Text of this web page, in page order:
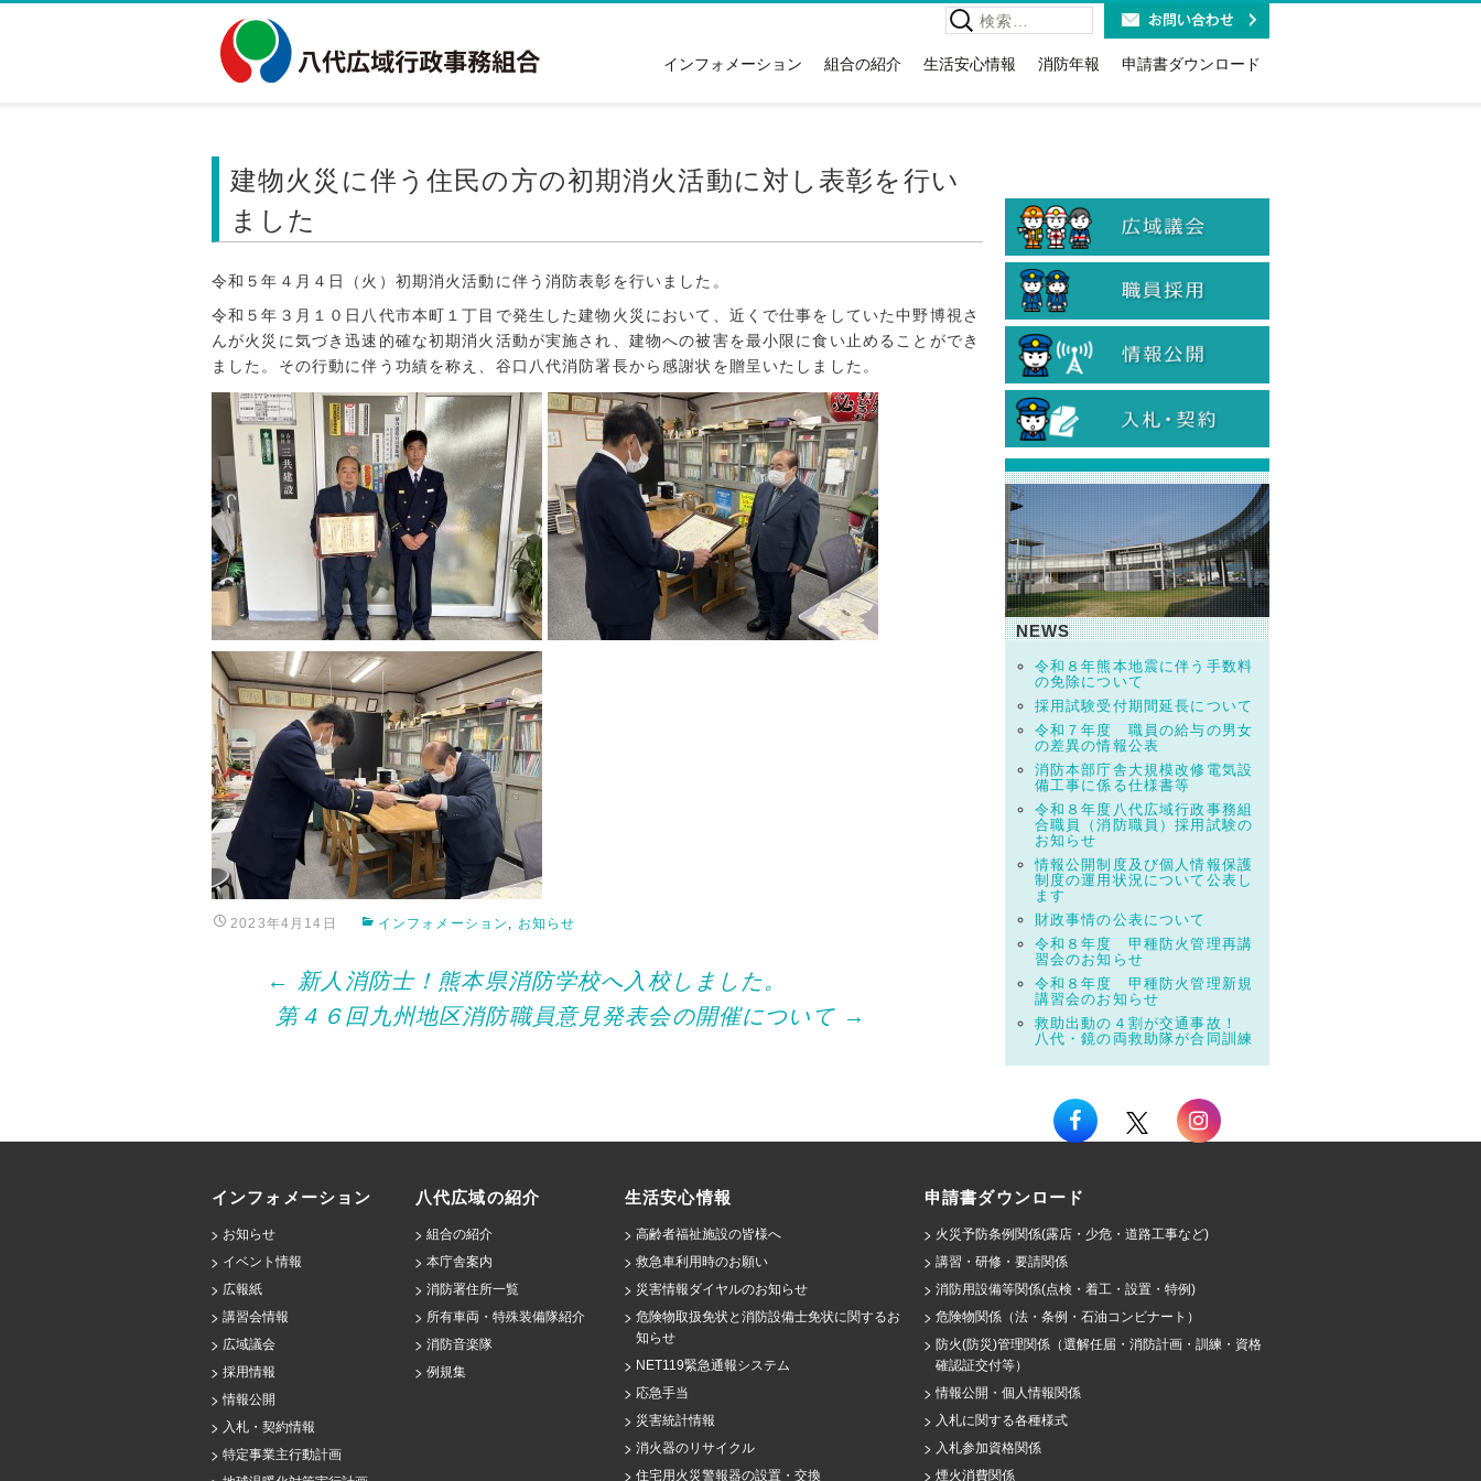
インフォメーション
講習会情報
情報公開
入札・契約情報
特定事業主行動計画
地球温暖化対策実行計画
組合の紹介
所有車両・特殊装備隊紹介
生活安心情報
危険物取扱免状と消防設備士免状に
関するお知らせ
NET119緊急通報システム
消火器のリサイクル
住宅用火災警報器の設置・交換
ホテル・旅館等に対する表示制度
ガソリン等の適切な取扱について
違反対象物の公表制度
訪日外国人のための救急車利用ガイ
消防年報 申請書ダウンロード
危険物関係（法・条例・石油コンビ
計画・訓練・資格確認証交付等）
情報公開・個人情報関係
入札に関する各種様式
入札参加資格関係
煙火消費関係
患者等搬送事業者関係
検
索:
建物火災に伴う住民の方の初期消火活動に対し表彰を行い
ました
令和５年４月４日（火）初期消火活動に伴う消防表彰を行いました。
令和５年３月１０日八代市本町１丁目で発生した建物火災において、近くで仕事をしていた中野博視さ
んが火災に気づき迅速的確な初期消火活動が実施され、建物への被害を最小限に食い止めることができ
ました。その行動に伴う功績を称え、谷口八代消防署長から感謝状を贈呈いたしました。
2023年4月14日 インフォメーション お知らせ
←
新人消防士！熊本県消防学校へ入校しました。
第４６回九州地区消防職員意見発表会の開催について →
NEWS
令和８年熊本地震に伴う手数料
の免除について
採用試験受付期間延長について
令和７年度 職員の給与の男女
の差異の情報公表
消防本部庁舎大規模改修電気設
備工事に係る仕様書等
令和８年度八代広域行政事務組
合職員（消防職員）採用試験の
お知らせ
情報公開制度及び個人情報保護
制度の運用状況について公表し
ます
財政事情の公表について
令和８年度 甲種防火管理再講
習会のお知らせ
令和８年度 甲種防火管理新規
講習会のお知らせ
救助出動の４割が交通事故！
八代・鏡の両救助隊が合同訓練
インフォメーション
お知らせ
イベント情報
広報紙
講習会情報
広域議会
採用情報
情報公開
入札・契約情報
特定事業主行動計画
八代広域の紹介
組合の紹介
本庁舎案内
消防署住所一覧
所有車両・特殊装備隊紹介
消防音楽隊
例規集
生活安心情報
高齢者福祉施設の皆様へ
救急車利用時のお願い
災害情報ダイヤルのお知らせ
危険物取扱免状と消防設備士免状に関するお
知らせ
NET119緊急通報システム
応急手当
災害統計情報
消火器のリサイクル
住宅用火災警報器の設置・交換
申請書ダウンロード
火災予防条例関係(露店・少危・道路工事など)
講習・研修・要請関係
消防用設備等関係(点検・着工・設置・特例)
危険物関係（法・条例・石油コンビナート）
防火(防災)管理関係（選解任届・消防計画・訓練・資格
確認証交付等）
情報公開・個人情報関係
入札に関する各種様式
入札参加資格関係
煙火消費関係